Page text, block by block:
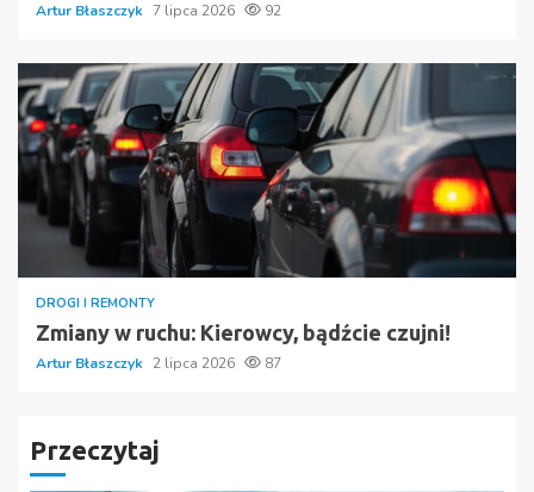
Artur Błaszczyk 7 lipca 2026 92
DROGI I REMONTY
Zmiany w ruchu: Kierowcy, bądźcie czujni!
Artur Błaszczyk 2 lipca 2026 87
Przeczytaj